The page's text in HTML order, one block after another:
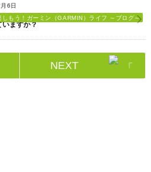
6日
しもう！ガーミン（GARMIN）ライフ ～ブログ～
いますか？
NEXT